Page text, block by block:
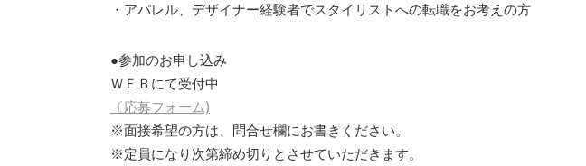
・アパレル、デザイナー経験者でスタイリストへの転職をお考えの方
●参加のお申し込み
ＷＥＢにて受付中
〔応募フォーム)
※面接希望の方は、問合せ欄にお書きください。
※定員になり次第締め切りとさせていただきます。